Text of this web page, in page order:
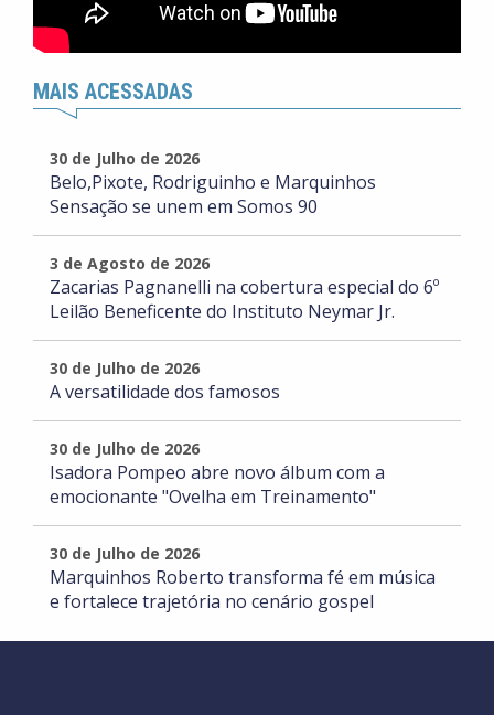
MAIS ACESSADAS
30 de Julho de 2026
Belo,Pixote, Rodriguinho e Marquinhos
Sensação se unem em Somos 90
3 de Agosto de 2026
Zacarias Pagnanelli na cobertura especial do 6º
Leilão Beneficente do Instituto Neymar Jr.
30 de Julho de 2026
A versatilidade dos famosos
30 de Julho de 2026
Isadora Pompeo abre novo álbum com a
emocionante "Ovelha em Treinamento"
30 de Julho de 2026
Marquinhos Roberto transforma fé em música
e fortalece trajetória no cenário gospel